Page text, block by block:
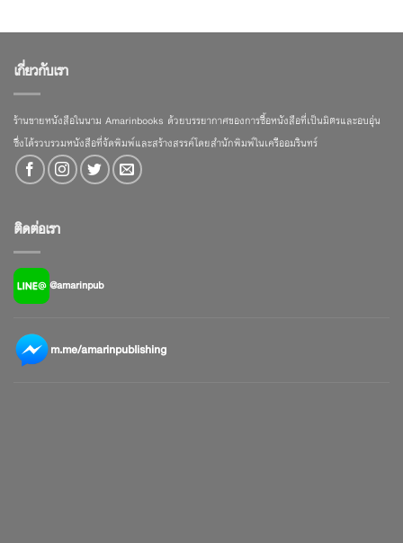
เกี่ยวกับเรา
ร้านขายหนังสือในนาม Amarinbooks ด้วยบรรยากาศของการซื้อหนังสือที่เป็นมิตรและอบอุ่น
ซึ่งได้รวบรวมหนังสือที่จัดพิมพ์และสร้างสรรค์โดยสำนักพิมพ์ในเครืออมรินทร์
ติดต่อเรา
@amarinpub
m.me/amarinpublishing